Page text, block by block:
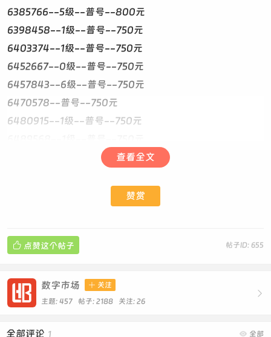
6385766--5级--普号--800元
6398458--1级--普号--750元
6403374--1级--普号--750元
6452667--0级--普号--750元
6457843--6级--普号--750元
6470578--普号--750元
6480915--1级--普号--750元
6514881--5级--普号--750元 内对子
6575142--5级--普号--750元
6597344--0级--普号--750元 对子尾
6639240--1级--普号--750元 对子开
6666219 普号 2级 4800元 干净6666 生日219
查看全文
赞赏
帖子ID: 655
 点赞这个帖子

数字市场  关注
主题: 457 帖子: 2188 关注: 26
 全部
全部评论 1